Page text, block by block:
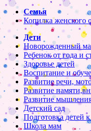
Семья
Копилка женского
Дети
Новорожденный
Ребенок от года и
Здоровье детей
Воспитание и
Развитие речи,
Развитие
Развитие
Детский сад
Подготовка детей
Школа мам